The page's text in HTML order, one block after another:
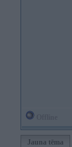
Jauna tēma